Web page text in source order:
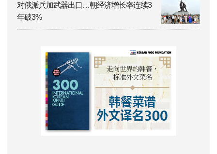
对俄派兵加武器出口…朝经济增长率连续3
年破3%